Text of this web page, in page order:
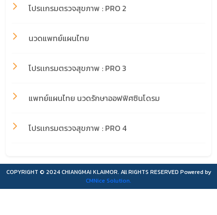
โปรเเกรมตรวจสุขภาพ : PRO 2
นวดแพทย์แผนไทย
โปรเเกรมตรวจสุขภาพ : PRO 3
แพทย์แผนไทย นวดรักษาออฟฟิศซินโดรม
โปรเเกรมตรวจสุขภาพ : PRO 4
COPYRIGHT © 2024 CHIANGMAI KLAIMOR. All RIGHTS RESERVED Powered by
CMNice Solution.